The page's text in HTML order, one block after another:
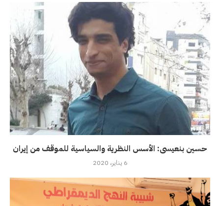
حسين بنعيسى: الأسس النظرية والسياسية للموقف من إيران
6 يناير، 2020